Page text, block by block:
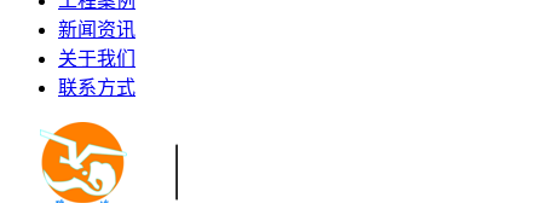
新闻资讯
关于我们
联系方式